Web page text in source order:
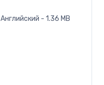
Английский - 1.36 MB